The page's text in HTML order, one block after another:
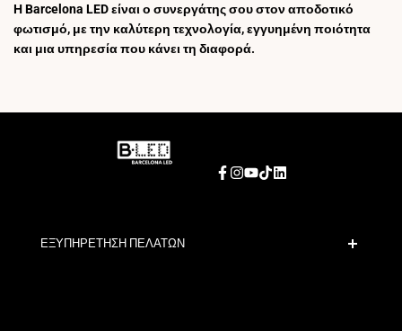
Η Barcelona LED είναι ο συνεργάτης σου στον αποδοτικό
φωτισμό, με την καλύτερη τεχνολογία, εγγυημένη ποιότητα
και μια υπηρεσία που κάνει τη διαφορά.
Facebook
Instagram
YouTube
TikTokLinkedIn
ΕΞΥΠΗΡΕΤΗΣΗ ΠΕΛΑΤΩΝ